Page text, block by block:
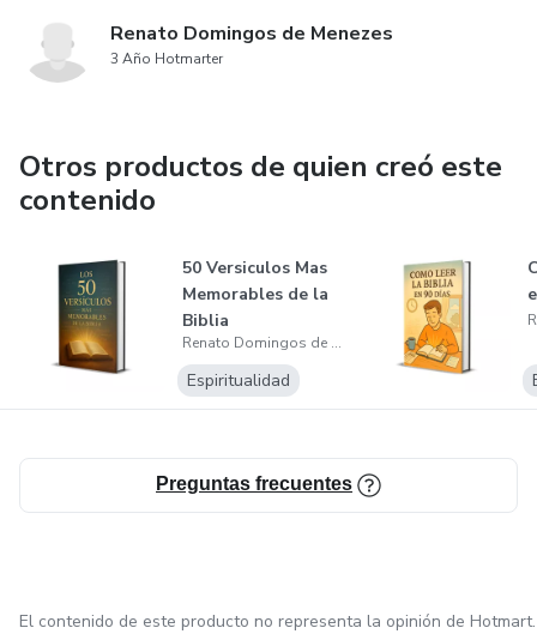
Renato Domingos de Menezes
3 Año Hotmarter
Otros productos de quien creó este
contenido
50 Versiculos Mas
Memorables de la
Biblia
Renato Domingos de Menezes
Espiritualidad
Preguntas frecuentes
El contenido de este producto no representa la opinión de Hotmart.